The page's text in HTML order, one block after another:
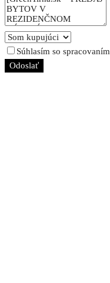
Súhlasím so spracovaním
Odoslať